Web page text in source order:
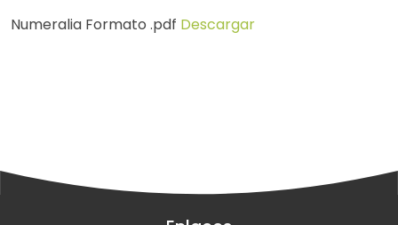
Numeralia Formato .pdf Descargar